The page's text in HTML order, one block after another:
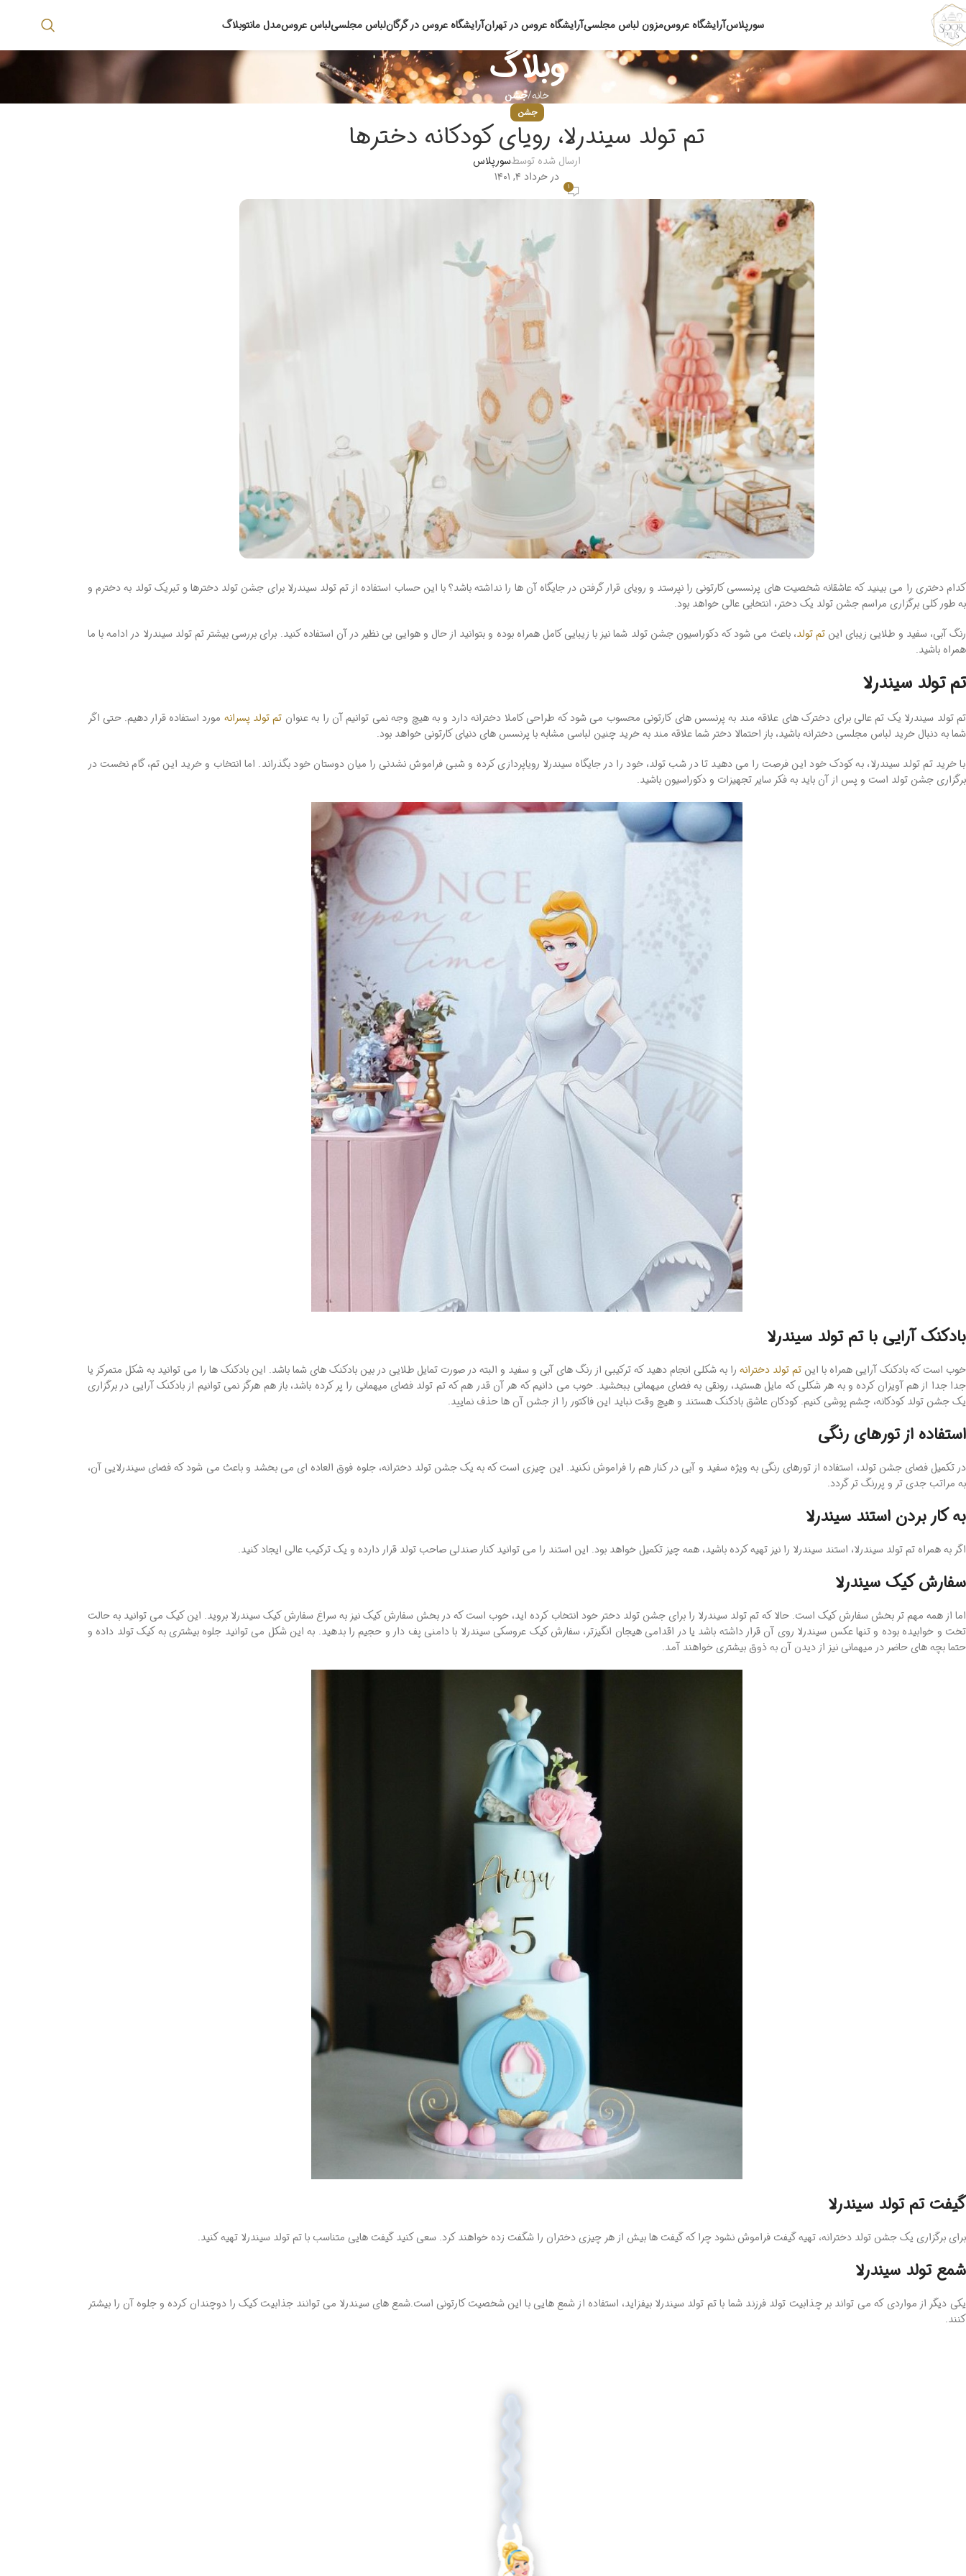
سورپلاسآرایشگاه عروسمزون لباس مجلسیآرایشگاه عروس در تهرانآرایشگاه عروس در گرگانلباس مجلسیلباس عروسمدل مانتوبلاگ
وبلاگ
خانه جشن
جشن
تم تولد سیندرلا، رویای کودکانه دخترها
ارسال شده توسطسورپلاس
در خرداد ۴, ۱۴۰۱
۱
کدام دختری را می بینید که عاشقانه شخصیت های پرنسسی کارتونی را نپرستد و رویای قرار گرفتن در جایگاه آن ها را نداشته باشد؟ با این حساب استفاده از تم تولد سیندرلا برای جشن تولد دخترها و تبریک تولد به دخترم و
به طور کلی برگزاری مراسم جشن تولد یک دختر، انتخابی عالی خواهد بود.
رنگ آبی، سفید و طلایی زیبای اینتم تولد، باعث می شود که دکوراسیون جشن تولد شما نیز با زیبایی کامل همراه بوده و بتوانید از حال و هوایی بی نظیر در آن استفاده کنید. برای بررسی بیشتر تم تولد سیندرلا در ادامه با ما
همراه باشید.
تم تولد سیندرلا
تم تولد سیندرلا یک تم عالی برای دخترک های علاقه مند به پرنسس های کارتونی محسوب می شود که طراحی کاملا دخترانه دارد و به هیچ وجه نمی توانیم آن را به عنوان تم تولد پسرانه مورد استفاده قرار دهیم. حتی اگر
شما به دنبال خرید لباس مجلسی دخترانه باشید، باز احتمالا دختر شما علاقه مند به خرید چنین لباسی مشابه با پرنسس های دنیای کارتونی خواهد بود.
با خرید تم تولد سیندرلا، به کودک خود این فرصت را می دهید تا در شب تولد، خود را در جایگاه سیندرلا رویاپردازی کرده و شبی فراموش نشدنی را میان دوستان خود بگذراند. اما انتخاب و خرید این تم، گام نخست در
برگزاری جشن تولد است و پس از آن باید به فکر سایر تجهیزات و دکوراسیون باشید.
بادکنک آرایی با تم تولد سیندرلا
خوب است که بادکنک آرایی همراه با این تم تولد دخترانه را به شکلی انجام دهید که ترکیبی از رنگ های آبی و سفید و البته در صورت تمایل طلایی در بین بادکنک های شما باشد. این بادکنک ها را می توانید به شکل متمرکز یا
جدا جدا از هم آویزان کرده و به هر شکلی که مایل هستید، رونقی به فضای میهمانی ببخشید. خوب می دانیم که هر آن قدر هم که تم تولد فضای میهمانی را پر کرده باشد، باز هم هرگز نمی توانیم از بادکنک آرایی در برگزاری
یک جشن تولد کودکانه، چشم پوشی کنیم. کودکان عاشق بادکنک هستند و هیچ وقت نباید این فاکتور را از جشن آن ها حذف نمایید.
استفاده از تورهای رنگی
در تکمیل فضای جشن تولد، استفاده از تورهای رنگی به ویژه سفید و آبی در کنار هم را فراموش نکنید. این چیزی است که به یک جشن تولد دخترانه، جلوه فوق العاده ای می بخشد و باعث می شود که فضای سیندرلایی آن،
به مراتب جدی تر و پررنگ تر گردد.
به کار بردن استند سیندرلا
اگر به همراه تم تولد سیندرلا، استند سیندرلا را نیز تهیه کرده باشید، همه چیز تکمیل خواهد بود. این استند را می توانید کنار صندلی صاحب تولد قرار دارده و یک ترکیب عالی ایجاد کنید.
سفارش کیک سیندرلا
اما از همه مهم تر بخش سفارش کیک است. حالا که تم تولد سیندرلا را برای جشن تولد دختر خود انتخاب کرده اید، خوب است که در بخش سفارش کیک نیز به سراغ سفارش کیک سیندرلا بروید. این کیک می توانید به حالت
تخت و خوابیده بوده و تنها عکس سیندرلا روی آن قرار داشته باشد یا در اقدامی هیجان انگیزتر، سفارش کیک عروسکی سیندرلا با دامنی پف دار و حجیم را بدهید. به این شکل می توانید جلوه بیشتری به کیک تولد داده و
حتما بچه های حاضر در میهمانی نیز از دیدن آن به ذوق بیشتری خواهند آمد.
گیفت تم تولد سیندرلا
برای برگزاری یک جشن تولد دخترانه، تهیه گیفت فراموش نشود چرا که گیفت ها بیش از هر چیزی دختران را شگفت زده خواهند کرد. سعی کنید گیفت هایی متناسب با تم تولد سیندرلا تهیه کنید.
شمع تولد سیندرلا
یکی دیگر از مواردی که می تواند بر چذابیت تولد فرزند شما با تم تولد سیندرلا بیفزاید، استفاده از شمع هایی با این شخصیت کارتونی است.شمع های سیندرلا می توانند جذابیت کیک را دوچندان کرده و جلوه آن را بیشتر
کنند.